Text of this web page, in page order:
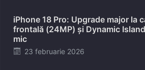
iPhone 18 Pro: Upgrade major la
frontală (24MP) și Dynamic
mic
Posted
23 februarie 2026